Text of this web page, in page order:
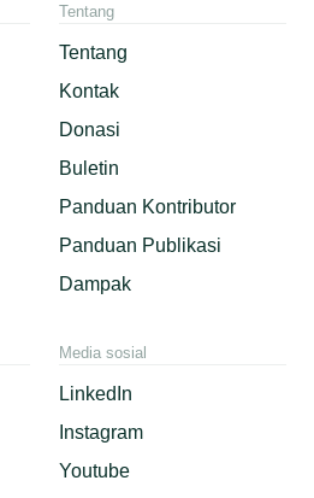
Tentang
Tentang
Kontak
Donasi
Buletin
Panduan Kontributor
Panduan Publikasi
Dampak
Media sosial
LinkedIn
Instagram
Youtube